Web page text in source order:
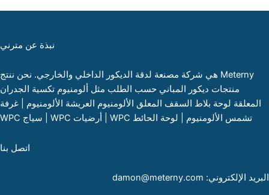
نبذة عن مترني
Meterny هي شركة مصنعة لدقة الديكور الداخلي والخارجي. نحن ننتج
منتجات ديكور المباني حسب الطلب مثل ألومنيوم تكسية الجدران
المعلقة لوحة بلاط السقف المعلق الألومنيوم العريشة الألومنيوم | غرفة
تشمس الألومنيوم | لوحة الحائط WPC | أرضيات WPC | سياج WPC
اتصل بنا
البريد الإلكتروني: damon@meterny.com